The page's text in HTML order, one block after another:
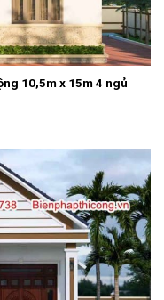
10,5m x 15m 4 ngủ